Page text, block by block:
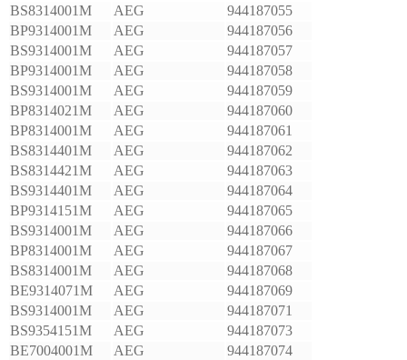
BS8314001M
AEG
944187055
BP9314001M
AEG
944187056
BS9314001M
AEG
944187057
BP9314001M
AEG
944187058
BS9314001M
AEG
944187059
BP8314021M
AEG
944187060
BP8314001M
AEG
944187061
BS8314401M
AEG
944187062
BS8314421M
AEG
944187063
BS9314401M
AEG
944187064
BP9314151M
AEG
944187065
BS9314001M
AEG
944187066
BP8314001M
AEG
944187067
BS8314001M
AEG
944187068
BE9314071M
AEG
944187069
BS9314001M
AEG
944187071
BS9354151M
AEG
944187073
BE7004001M
AEG
944187074